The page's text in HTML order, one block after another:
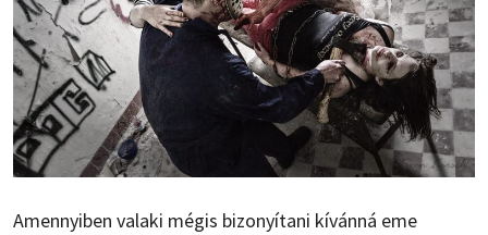
Amennyiben valaki mégis bizonyítani kívánná eme